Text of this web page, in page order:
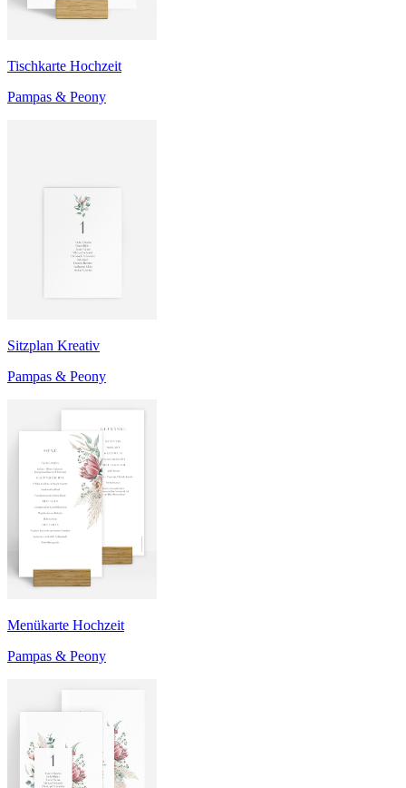
Tischkarte Hochzeit
Pampas & Peony
Sitzplan Kreativ
Pampas & Peony
Menükarte Hochzeit
Pampas & Peony